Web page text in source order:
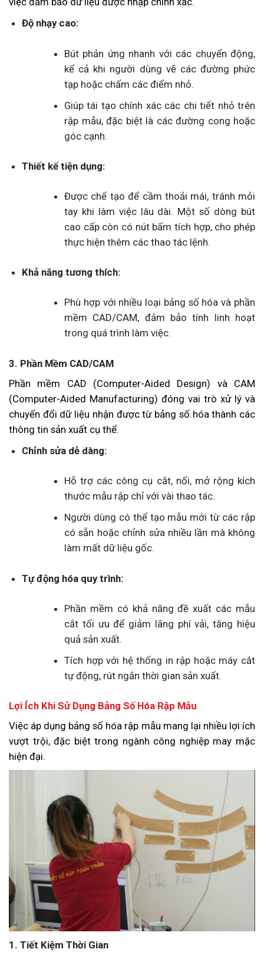
Độ nhạy cao:
Bút phản ứng nhanh với các chuyển động,
kể cả khi người dùng vẽ các đường phức
tạp hoặc chấm các điểm nhỏ.
Giúp tái tạo chính xác các chi tiết nhỏ trên
rập mẫu, đặc biệt là các đường cong hoặc
góc cạnh.
Thiết kế tiện dụng:
Được chế tạo để cầm thoải mái, tránh mỏi
tay khi làm việc lâu dài. Một số dòng bút
cao cấp còn có nút bấm tích hợp, cho phép
thực hiện thêm các thao tác lệnh.
Khả năng tương thích:
Phù hợp với nhiều loại bảng số hóa và phần
mềm CAD/CAM, đảm bảo tính linh hoạt
trong quá trình làm việc.
3. Phần Mềm CAD/CAM
Phần mềm CAD (Computer-Aided Design) và CAM
(Computer-Aided Manufacturing) đóng vai trò xử lý và
chuyển đổi dữ liệu nhận được từ bảng số hóa thành các
thông tin sản xuất cụ thể.
Chỉnh sửa dễ dàng:
Hỗ trợ các công cụ cắt, nối, mở rộng kích
thước mẫu rập chỉ với vài thao tác.
Người dùng có thể tạo mẫu mới từ các rập
có sẵn hoặc chỉnh sửa nhiều lần mà không
làm mất dữ liệu gốc.
Tự động hóa quy trình:
Phần mềm có khả năng đề xuất các mẫu
cắt tối ưu để giảm lãng phí vải, tăng hiệu
quả sản xuất.
Tích hợp với hệ thống in rập hoặc máy cắt
tự động, rút ngắn thời gian sản xuất.
Lợi Ích Khi Sử Dụng Bảng Số Hóa Rập Mẫu
Việc áp dụng bảng số hóa rập mẫu mang lại nhiều lợi ích
vượt trội, đặc biệt trong ngành công nghiệp may mặc
hiện đại.
1. Tiết Kiệm Thời Gian